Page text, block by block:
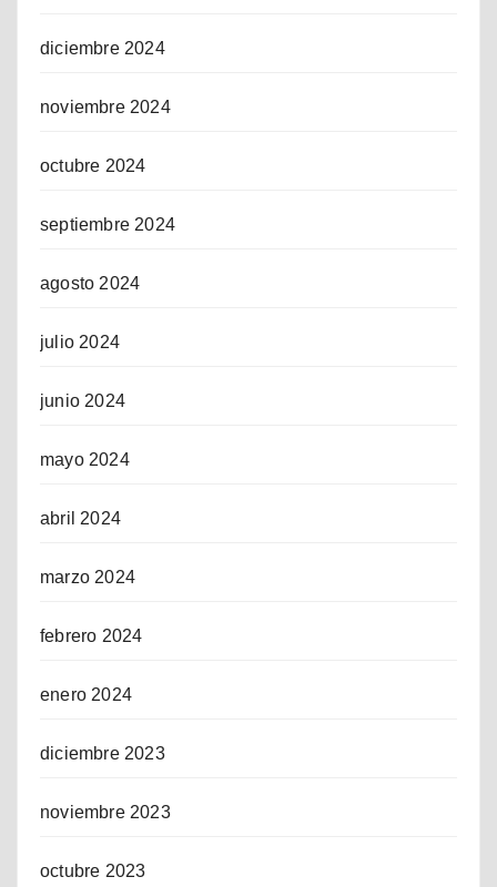
diciembre 2024
noviembre 2024
octubre 2024
septiembre 2024
agosto 2024
julio 2024
junio 2024
mayo 2024
abril 2024
marzo 2024
febrero 2024
enero 2024
diciembre 2023
noviembre 2023
octubre 2023